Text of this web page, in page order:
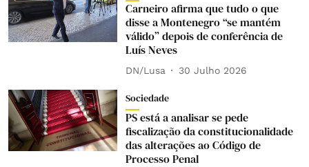
Carneiro afirma que tudo o que
disse a Montenegro “se mantém
válido” depois de conferência de
Luís Neves
DN/Lusa 30 Julho 2026
Sociedade
PS está a analisar se pede
fiscalização da constitucionalidade
das alterações ao Código de
Processo Penal